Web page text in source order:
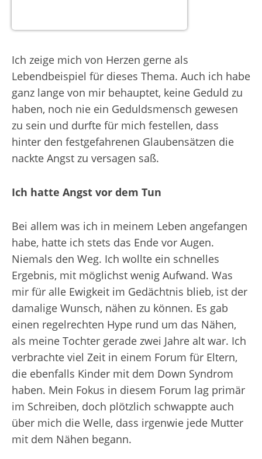
Ich zeige mich von Herzen gerne als
Lebendbeispiel für dieses Thema. Auch ich habe
ganz lange von mir behauptet, keine Geduld zu
haben, noch nie ein Geduldsmensch gewesen
zu sein und durfte für mich festellen, dass
hinter den festgefahrenen Glaubensätzen die
nackte Angst zu versagen saß.
Ich hatte Angst vor dem Tun
Bei allem was ich in meinem Leben angefangen
habe, hatte ich stets das Ende vor Augen.
Niemals den Weg. Ich wollte ein schnelles
Ergebnis, mit möglichst wenig Aufwand. Was
mir für alle Ewigkeit im Gedächtnis blieb, ist der
damalige Wunsch, nähen zu können. Es gab
einen regelrechten Hype rund um das Nähen,
als meine Tochter gerade zwei Jahre alt war. Ich
verbrachte viel Zeit in einem Forum für Eltern,
die ebenfalls Kinder mit dem Down Syndrom
haben. Mein Fokus in diesem Forum lag primär
im Schreiben, doch plötzlich schwappte auch
über mich die Welle, dass irgenwie jede Mutter
mit dem Nähen begann.